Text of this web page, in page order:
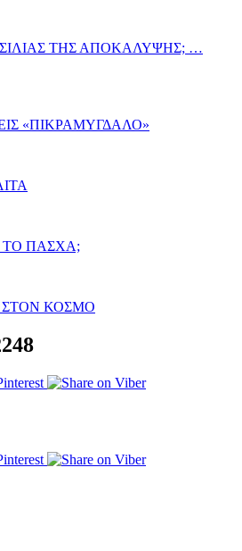
ΤΗΣ ΑΠΟΚΑΛΥΨΗΣ; …
«ΠΙΚΡΑΜΥΓΔΑΛΟ»
ΤΟ ΠΑΣΧΑ;
ΣΤΟΝ ΚΟΣΜΟ